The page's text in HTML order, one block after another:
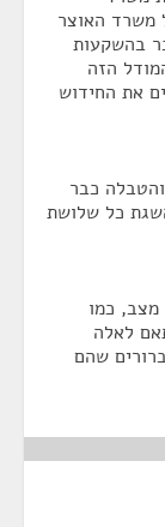
משרד האוצר
בהשקעות
הזה
את החידוש
כבר
כל שלושת
מצב, כמו
לאלה
שהם